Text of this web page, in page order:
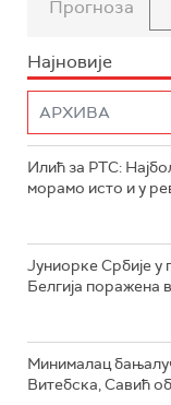
Прогноза
Најновије
Илић за РТС:
морамо исто и у
Јуниорке Србије
Белгија поражена
Минималац
Витебска, Савић